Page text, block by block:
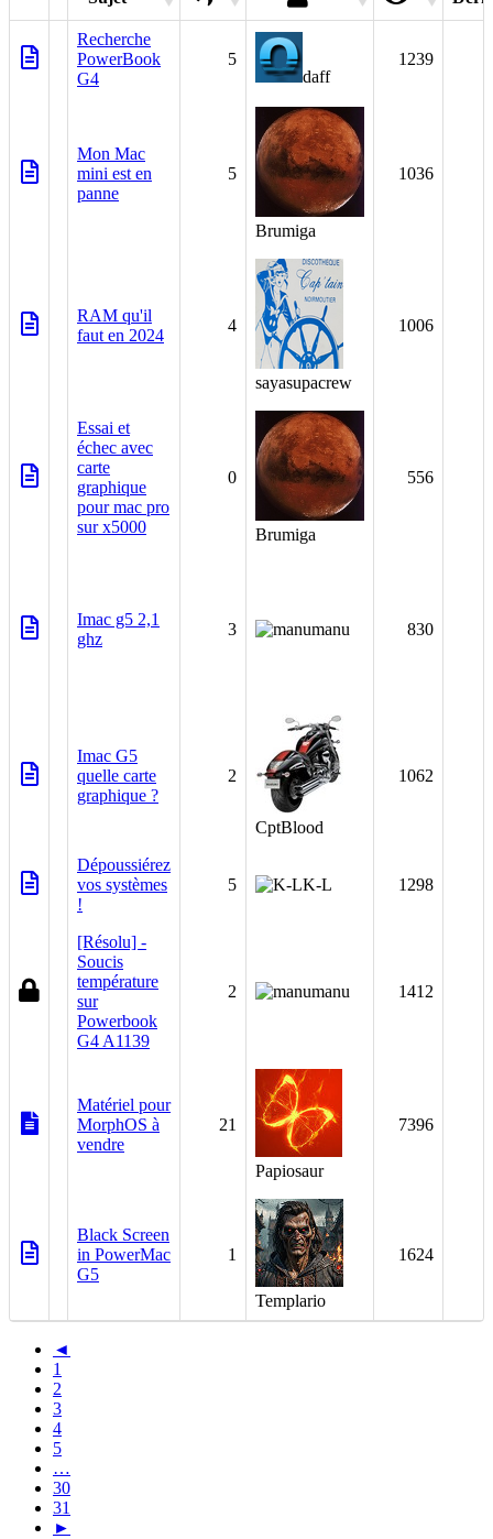
Recherche
PowerBook
G4
5
daff
1239
Mon Mac
mini est en
panne
5
Brumiga
1036
RAM qu'il
faut en 2024
4
sayasupacrew
1006
Essai et
échec avec
carte
graphique
pour mac pro
sur x5000
0
Brumiga
556
Imac g5 2,1
ghz
3 manu 830
Imac G5
quelle carte
graphique ?
2
CptBlood
1062
Dépoussiérez
vos systèmes
!
5 K-L 1298
[Résolu] -
Soucis
température
sur
Powerbook
G4 A1139
2 manu 1412
Matériel pour
MorphOS à
vendre
21
Papiosaur
7396
Black Screen
in PowerMac
G5
1
Templario
1624
◄
1
2
3
4
5
…
30
31
►